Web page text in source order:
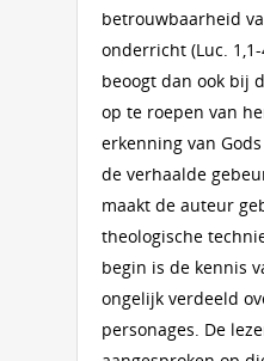
betrouwbaarheid
onderricht (Luc.
beoogt dan ook bij
op te roepen van
erkenning van
de verhaalde
maakt de auteur
theologische
begin is de kennis
ongelijk verdeeld
personages. De